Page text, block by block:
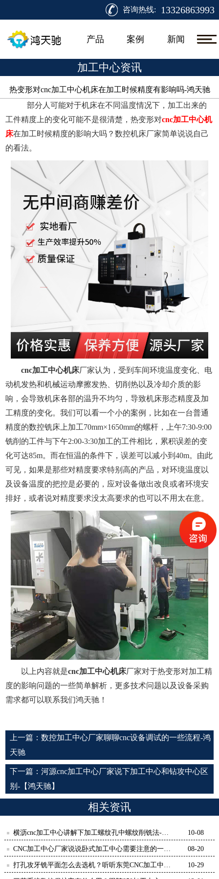
咨询热线: 13326863993
产品 案例 新闻
加工中心资讯
热变形对cnc加工中心机床在加工时候精度有影响吗-鸿天驰​
部分人可能对于机床在不同温度情况下，加工出来的
工件精度上的变化可能不是很清楚，热变形对cnc加工中心机
床在加工时候精度的影响大吗？数控机床厂家简单说说自己
的看法。
cnc加工中心机床厂家认为， 受到车间环境温度变化、电
动机发热和机械运动摩擦发热、切削热以及冷却介质的影
响，会导致机床各部的温升不均匀，导致机床形态精度及加
工精度的变化。我们可以看一个小的案例， 比如在一台普通
精度的数控铣床 上加工70mm×1650mm的螺杆，上午7:30-9:00
铣削的工件与下午2:00-3:30加工的工件相比，累积误差的变
化可达85m。而在恒温的条件下，误差可以减小到40m。 由此
可见，如果是那些对精度要求特别高的产品，对环境温度以
及设备温度的把控是必要的，应对设备做出改良或者环境安
排好，或者说对精度要求没太高要求的也可以不用太在意。
以上内容就是cnc加工中心机床厂家对于热变形对加工精
度的影响问题的一些简单解析，更多技术问题以及设备采购
需求都可以联系我们鸿天驰！
上一篇： 数控加工中心厂家聊聊cnc设备调试的一些流程-鸿
天驰
下一篇： 河源cnc加工中心厂家说下加工中心和钻攻中心区
别-【鸿天驰】
相关资讯
横沥cnc加工中心讲解下加工螺纹孔中螺纹削铣法-
【鸿天驰】
10-08
CNC加工中心厂家说说卧式加工中心需要注意的一些
点-【鸿天驰】
08-20
打孔攻牙铣平面怎么去选机？听听东莞CNC加工中心
10-29